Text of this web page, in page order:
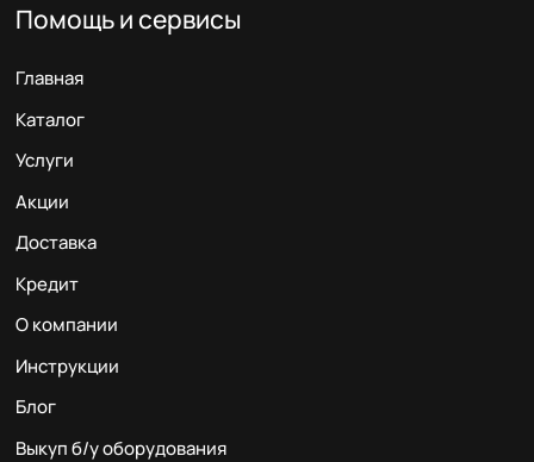
Помощь и сервисы
Главная
Каталог
Услуги
Акции
Доставка
Кредит
О компании
Инструкции
Блог
Выкуп б/у оборудования